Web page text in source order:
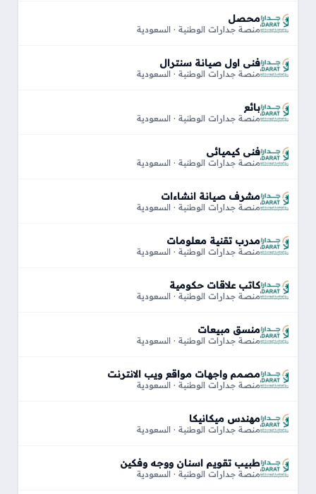
محصل
منصة جدارات الوطنية · السعودية
فني اول صيانة سنترال
منصة جدارات الوطنية · السعودية
بائع
منصة جدارات الوطنية · السعودية
فني كيميائي
منصة جدارات الوطنية · السعودية
مشرف صيانة انشاءات
منصة جدارات الوطنية · السعودية
مدرب تقنية معلومات
منصة جدارات الوطنية · السعودية
كاتب علاقات حكومية
منصة جدارات الوطنية · السعودية
منسق مبيعات
منصة جدارات الوطنية · السعودية
مصمم واجهات مواقع ويب الانترنت
منصة جدارات الوطنية · السعودية
مهندس ميكانيكا
منصة جدارات الوطنية · السعودية
طبيب تقويم اسنان ووجه وفكين
منصة جدارات الوطنية · السعودية